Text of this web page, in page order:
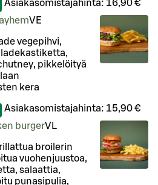
Asiakasomistajahinta: 16,90 €
VE
vegepihvi,
pikkelöityä
kera
Asiakasomistajahinta: 15,90 €
burgerVL
broilerin
vuohenjuustoa,
salaattia,
punasipulia,